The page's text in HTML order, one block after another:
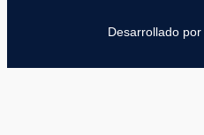
Desarrollado por